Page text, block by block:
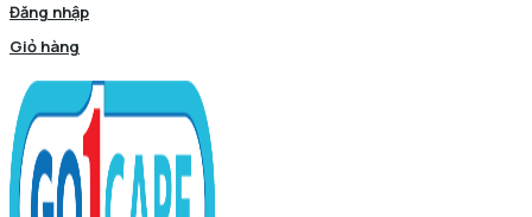
Đăng nhập
Giỏ hàng